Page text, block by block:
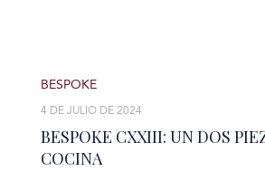
BESPOKE CXXIII: UN DOS
COCINA
4 DE JULIO DE 2024
BESPOKE